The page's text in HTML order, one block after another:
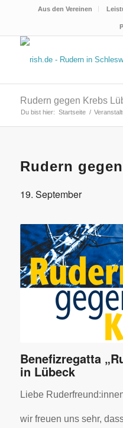
Aus den Vereinen
Rudern gegen Krebs
Du bist hier: Startseite /
Rudern
19. September
Benefizregatta
in Lübeck
Liebe
wir freuen uns sehr,